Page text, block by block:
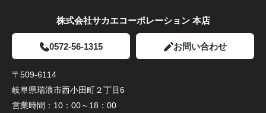
株式会社サカエコーポレーション 本店
0572-56-1315 お問い合わせ
〒509-6114
岐阜県瑞浪市西小田町２丁目6
営業時間： 10：00～18：00